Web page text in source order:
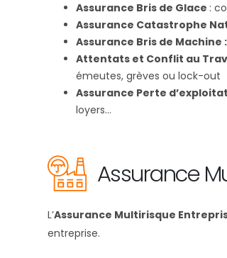
Assurance Bris de Glace :
Assurance Catastrophe
Assurance Bris de Machine :
Attentats et Conflit au
émeutes, grèves ou lock-out
Assurance Perte
loyers...
Assurance
L’Assurance Multirisque
entreprise.